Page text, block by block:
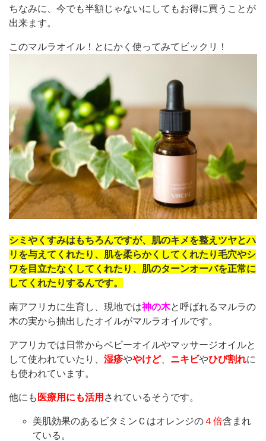
ちなみに、今でも半額じゃないにしてもお得に買うことが
出来ます。
このマルラオイル！とにかく使ってみてビックリ！
シミやくすみはもちろんですが、肌のキメを整えツヤとハ
リを与えてくれたり、肌を柔らかくしてくれたり毛穴やシ
ワを目立たなくしてくれたり、肌のターンオーバを正常に
してくれたりするんです。
南アフリカに生育し、現地では神の木と呼ばれるマルラの
木の実から抽出したオイルがマルラオイルです。
アフリカでは日常からベビーオイルやマッサージオイルと
して使われていたり、 湿疹ややけど、 ニキビやひび割れに
も使われています。
他にも 医療用にも活用 されているそうです。
美肌効果のあるビタミンＣはオレンジの４倍含まれ
ている。